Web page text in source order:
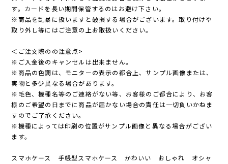
す。カードを長い期間保管するのはお避け下さい。
※商品を乱暴に扱いますと破損する場合がございます。取り付けや
取り外し等にはご注意の上お取扱いください。
＜ご注文際のの注意点>
※ご入金後のキャンセルは出来ません。
※商品の色調は、モニターの表示の都合上、サンプル画像または、
実物と多少異なる場合があります。
※毛色、機種名等のご連絡がない等、お客様のご都合により、お客
様のご希望の日までに商品が届かない場合の責任は一切負いかねま
すのでご了承ください。
※機種によっては印刷の位置がサンプル画像と異なる場合がござい
ます。
スマホケース 手帳型スマホケース かわいい おしゃれ オシャ